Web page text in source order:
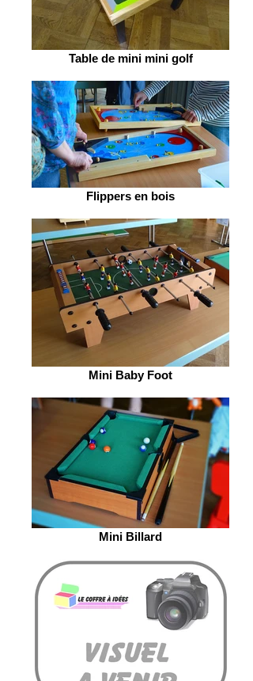
Table de mini mini golf
Flippers en bois
Mini Baby Foot
Mini Billard